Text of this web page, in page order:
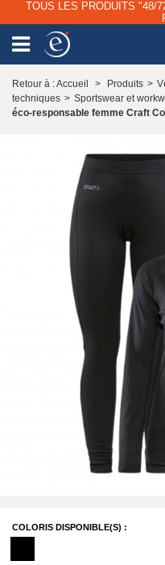
TOUS LES PRODUITS "48/
Retour à : Accueil > Produits >
techniques > Sportswear et
éco-responsable femme Craft
COLORIS DISPONIBLE(S) :